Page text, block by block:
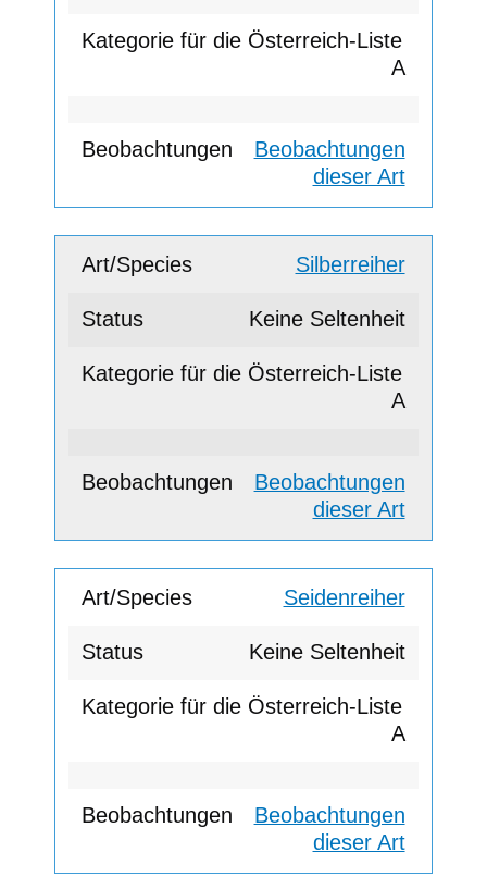
A
Beobachtungen
dieser Art
Silberreiher
Keine Seltenheit
A
Beobachtungen
dieser Art
Seidenreiher
Keine Seltenheit
A
Beobachtungen
dieser Art